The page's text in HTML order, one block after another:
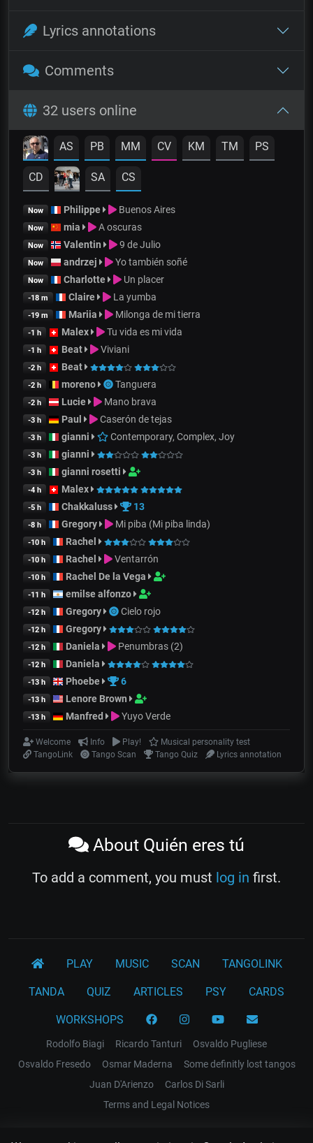
Lyrics annotations
Comments
32 users online
AS PB MM CV KM TM PS
CD SA CS
Now Philippe Buenos Aires
Now mia A oscuras
Now Valentin 9 de Julio
Now andrzej Yo también soñé
Now Charlotte Un placer
-18 m Claire La yumba
-19 m Mariia Milonga de mi tierra
-1 h Malex Tu vida es mi vida
-1 h Beat Viviani
-2 h Beat
-2 h moreno Tanguera
-2 h Lucie Mano brava
-3 h Paul Caserón de tejas
-3 h gianni Contemporary, Complex, Joy
-3 h gianni
-3 h gianni rosetti
-4 h Malex
-5 h Chakkaluss 13
-8 h Gregory Mi piba (Mi piba linda)
-10 h Rachel
-10 h Rachel Ventarrón
-10 h Rachel De la Vega
-11 h emilse alfonzo
-12 h Gregory Cielo rojo
-12 h Gregory
-12 h Daniela Penumbras (2)
-12 h Daniela
-13 h Phoebe 6
-13 h Lenore Brown
-13 h Manfred Yuyo Verde
Welcome Info Play!
Musical personality test
TangoLink
Tango Scan Tango Quiz Lyrics annotation
About Quién eres tú
To add a comment, you must log in first.
PLAY MUSIC SCAN TANGOLINK
TANDA QUIZ ARTICLES PSY CARDS
WORKSHOPS
Rodolfo Biagi Ricardo Tanturi
Osvaldo Pugliese
Osvaldo Fresedo
Osmar Maderna
Some definitly lost tangos
Juan D'Arienzo
Carlos Di Sarli
Terms and Legal Notices
EL RECODO TANGO